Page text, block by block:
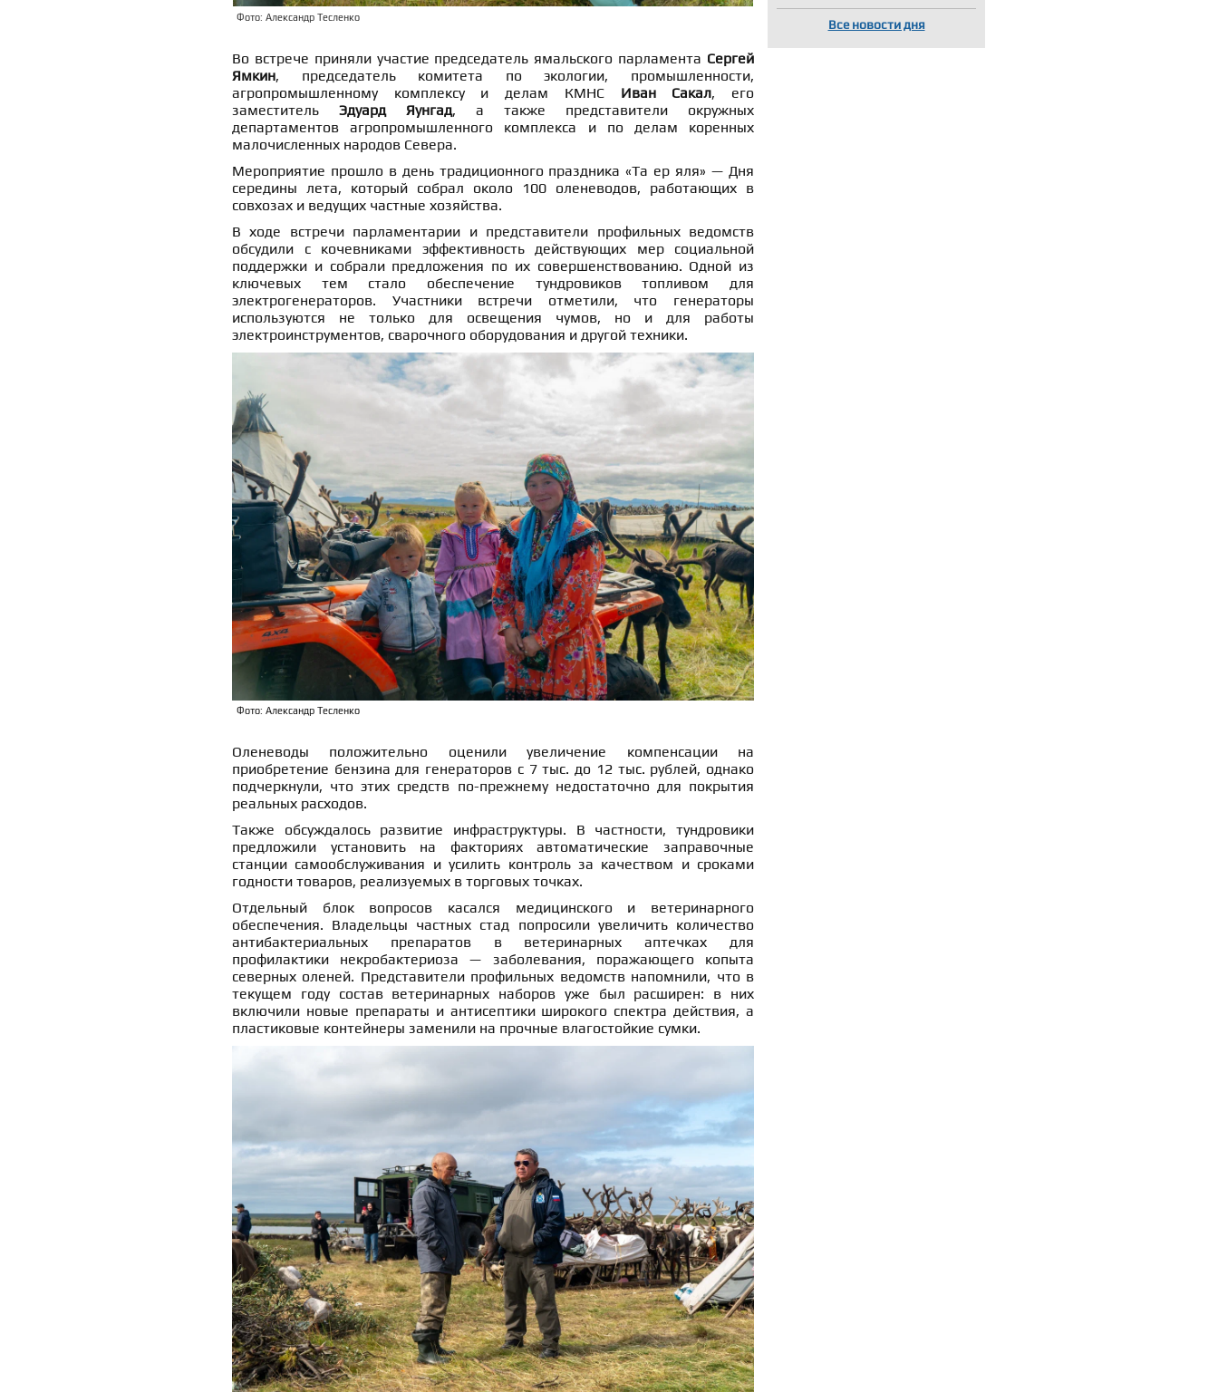
Все новости дня
Фото: Александр Тесленко
Во встрече приняли участие председатель ямальского парламента Сергей
Ямкин, председатель комитета по экологии, промышленности,
агропромышленному комплексу и делам КМНС Иван Сакал, его
заместитель Эдуард Яунгад, а также представители окружных
департаментов агропромышленного комплекса и по делам коренных
малочисленных народов Севера.
Мероприятие прошло в день традиционного праздника «Та ер яля» — Дня
середины лета, который собрал около 100 оленеводов, работающих в
совхозах и ведущих частные хозяйства.
В ходе встречи парламентарии и представители профильных ведомств
обсудили с кочевниками эффективность действующих мер социальной
поддержки и собрали предложения по их совершенствованию. Одной из
ключевых тем стало обеспечение тундровиков топливом для
электрогенераторов. Участники встречи отметили, что генераторы
используются не только для освещения чумов, но и для работы
электроинструментов, сварочного оборудования и другой техники.
Фото: Александр Тесленко
Оленеводы положительно оценили увеличение компенсации на
приобретение бензина для генераторов с 7 тыс. до 12 тыс. рублей, однако
подчеркнули, что этих средств по-прежнему недостаточно для покрытия
реальных расходов.
Также обсуждалось развитие инфраструктуры. В частности, тундровики
предложили установить на факториях автоматические заправочные
станции самообслуживания и усилить контроль за качеством и сроками
годности товаров, реализуемых в торговых точках.
Отдельный блок вопросов касался медицинского и ветеринарного
обеспечения. Владельцы частных стад попросили увеличить количество
антибактериальных препаратов в ветеринарных аптечках для
профилактики некробактериоза — заболевания, поражающего копыта
северных оленей. Представители профильных ведомств напомнили, что в
текущем году состав ветеринарных наборов уже был расширен: в них
включили новые препараты и антисептики широкого спектра действия, а
пластиковые контейнеры заменили на прочные влагостойкие сумки.